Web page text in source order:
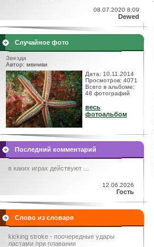
08.07.2020 8:09
Dewed
Случайное фото
Звезда
Автор: мвимви
Дата: 10.11.2014
Просмотров: 4071
Всего в альбоме:
48 фотографий
весь
фотоальбом
Последний комментарий
в каких играх действуют ...
12.06.2026
Гость
Слово из словаря
kicking stroke - поочередные удары
ластами при плавании